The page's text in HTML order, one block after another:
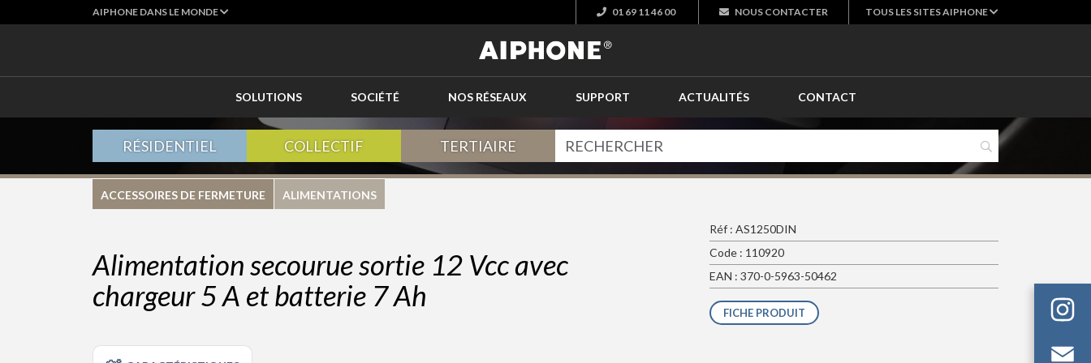
AIPHONE DANS LE MONDE 01 69 11 46 00 NOUS CONTACTER TOUS LES SITES AIPHONE
SOLUTIONS SOCIÉTÉ NOS RÉSEAUX SUPPORT ACTUALITÉS CONTACT
RÉSIDENTIEL COLLECTIF TERTIAIRE
ACCESSOIRES DE FERMETURE ALIMENTATIONS
Alimentation secourue sortie 12 Vcc avec
chargeur 5 A et batterie 7 Ah
Réf : AS1250DIN
Code : 110920
EAN : 370-0-5963-50462
FICHE PRODUIT